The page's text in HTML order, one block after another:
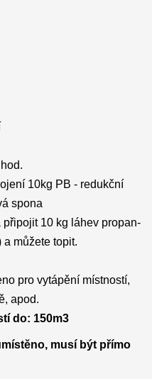
10kg PB - redukční
spona
10 kg láhev propan-
můžete topit.
pro vytápění místností,
apod.
do: 150m3
musí být přímo